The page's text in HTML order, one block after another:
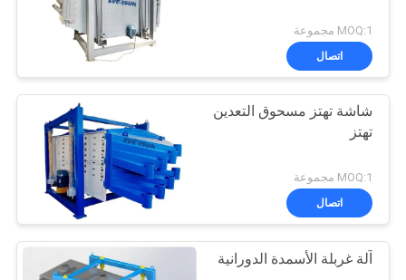
MOQ:1 مجموعة
اتصال
شاشة تهتز مسحوق التعدين
تهتز
MOQ:1 مجموعة
اتصال
آلة غربلة الأسمدة الدورانية